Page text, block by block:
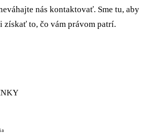
nás kontaktovať. Sme tu, aby
získať to, čo vám právom patrí.